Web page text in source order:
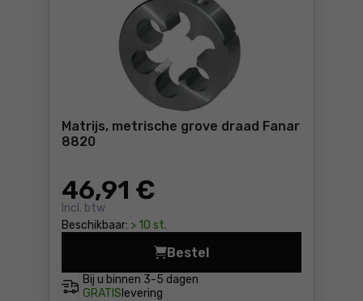
Matrijs, metrische grove draad Fanar
8820
46,91 €
Incl. btw
Beschikbaar: > 10 st.
Bij u binnen 3-5 dagen
GRATIS levering
Bestel
Matrijs, metrische grove